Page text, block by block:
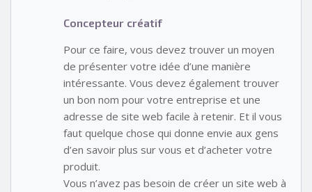
Concepteur créatif
Pour ce faire, vous devez trouver un moyen
de présenter votre idée d’une manière
intéressante. Vous devez également trouver
un bon nom pour votre entreprise et une
adresse de site web facile à retenir. Et il vous
faut quelque chose qui donne envie aux gens
d’en savoir plus sur vous et d’acheter votre
produit.
Vous n’avez pas besoin de créer un site web à